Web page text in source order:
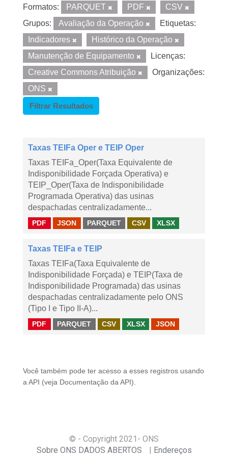
Formatos: PARQUET PDF
CSV
Grupos:
Avaliação da Operação
Etiquetas:
Indicadores
Histórico da Operação
Manutenção de Equipamento
Licenças:
Creative Commons Atribuição
Organizações:
ONS
Filtrar Resultados
Taxas TEIFa Oper e TEIP Oper
Taxas TEIFa_Oper(Taxa Equivalente de
Indisponibilidade Forçada Operativa) e
TEIP_Oper(Taxa de Indisponibilidade
Programada Operativa) das usinas
despachadas centralizadamente...
PDF JSON PARQUET CSV XLSX
Taxas TEIFa e TEIP
Taxas TEIFa(Taxa Equivalente de
Indisponibilidade Forçada) e TEIP(Taxa de
Indisponibilidade Programada) das usinas
despachadas centralizadamente pelo ONS
(Tipo I e Tipo II-A)...
PDF PARQUET CSV XLSX JSON
Você também pode ter acesso a esses registros usando
a API (veja Documentação da API ).
© - Copyright 2021 - ONS
Sobre ONS DADOS ABERTOS
Endereços